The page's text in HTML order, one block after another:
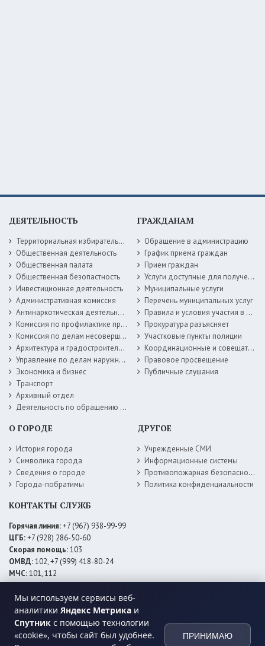
Мы используем сервисы веб-
аналитики Яндекс Метрика и
Спутник с помощью технологии
«cookie», чтобы сайт был удобнее.
ПРИНИМАЮ
ДЕЯТЕЛЬНОСТЬ
Территориальная избирательная комиссия
Общественная деятельность
Общественная палата
Общественная безопастность
Инвестиционная деятельность
Административная комиссия
Антинаркотическая деятельность
Комиссия по профилактике правонарушений
Комиссия по делам несовершеннолетних
Архитектура и градостроительство
Управление по делам наружной рекламы
Экономика и бизнес
Транспорт
Архивный отдел
Деятельность по обращению с животными без владельцев
ГРАЖДАНАМ
Обращение в администрацию
График приема граждан
Прием граждан
Услуги доступные для получения в электронной форме
Муниципальные услуги
Перечень муниципальных услуг
Правила и условия участия в жилищных программах
Прокуратура разъясняет
Участковые пункты полиции
Координационные и совещательные органы
Правовое просвещение
Публичные слушания
О ГОРОДЕ
История города
Символика города
Сведения о городе
Города-побратимы
ДРУГОЕ
Учрежденные СМИ
Информационные системы
Противопожарная безопасность
Политика конфиденциальности
КОНТАКТЫ СЛУЖБ
Горячая линия:+7 (967) 938-99-99
ЦГБ:+7 (928) 286-50-60
Скорая помощь:103
ОМВД:102, +7 (999) 418-80-24
МЧС:101, 112
ЕДДС:+7 (928) 576-09-83
Электросети:+7 (800) 220-02-20
Даггаз:+7 (928) 980-64-04
Горводоснаб: +7 (928) 559-59-74
Теплоснаб: +7 (928) 873-27-09